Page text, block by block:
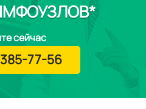
сейчас
77-56